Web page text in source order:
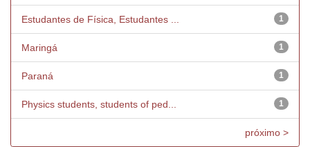
1
Estudantes de Física, Estudantes ...
1
Maringá
1
Paraná
1
Physics students, students of ped...
próximo >